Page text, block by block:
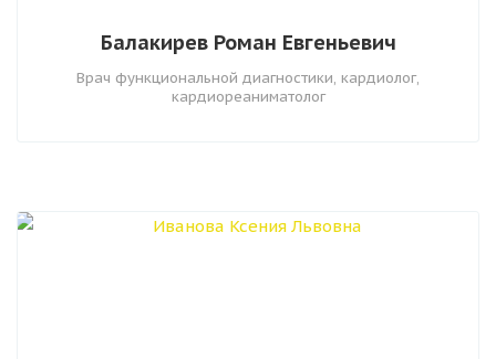
Балакирев Роман Евгеньевич
Врач функциональной диагностики, кардиолог,
кардиореаниматолог